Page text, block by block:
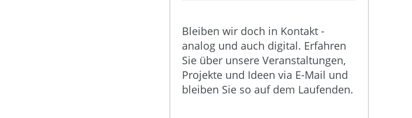
Bleiben wir doch in Kontakt -
analog und auch digital. Erfahren
Sie über unsere Veranstaltungen,
Projekte und Ideen via E-Mail und
bleiben Sie so auf dem Laufenden.